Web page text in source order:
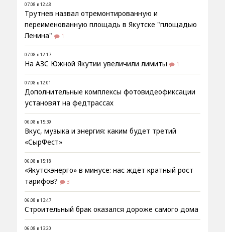
07.08 в 12:48
Трутнев назвал отремонтированную и
переименованную площадь в Якутске "площадью
Ленина"
1
07.08 в 12:17
На АЗС Южной Якутии увеличили лимиты 1
07.08 в 12:01
Дополнительные комплексы фотовидеофиксации
установят на федтрассах
06.08 в 15:39
Вкус, музыка и энергия: каким будет третий
«СырФест»
06.08 в 15:18
«Якутскэнерго» в минусе: нас ждёт кратный рост
тарифов?
3
06.08 в 13:47
Строительный брак оказался дороже самого дома
06.08 в 13:20